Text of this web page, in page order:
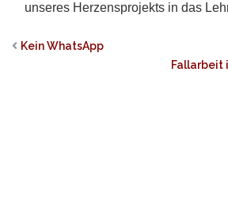
unseres Herzensprojekts in das
Kein WhatsApp
Fallarbeit